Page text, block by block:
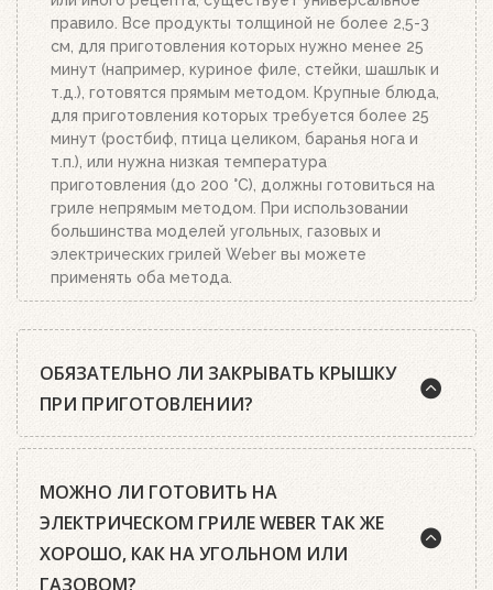
правило. Все продукты толщиной не более 2,5-3
см, для приготовления которых нужно менее 25
минут (например, куриное филе, стейки, шашлык и
т.д.), готовятся прямым методом. Крупные блюда,
для приготовления которых требуется более 25
минут (ростбиф, птица целиком, баранья нога и
т.п.), или нужна низкая температура
приготовления (до 200 °C), должны готовиться на
гриле непрямым методом. При использовании
большинства моделей угольных, газовых и
электрических грилей Weber вы можете
применять оба метода.
ОБЯЗАТЕЛЬНО ЛИ ЗАКРЫВАТЬ КРЫШКУ
ПРИ ПРИГОТОВЛЕНИИ?
готовить на гриле с закрытой крышкой. А среди
гриль-мастеров есть такое правило: чтобы
крышку только два раза: первый раз, когда
закладываешь мясо, второй – когда его
МОЖНО ЛИ ГОТОВИТЬ НА
ЭЛЕКТРИЧЕСКОМ ГРИЛЕ WEBER ТАК ЖЕ
ХОРОШО, КАК НА УГОЛЬНОМ ИЛИ
ГАЗОВОМ?